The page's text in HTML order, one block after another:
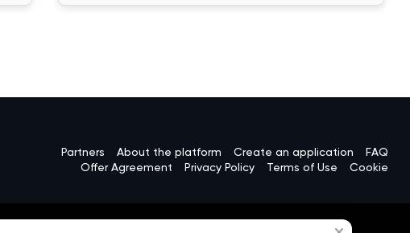
Partners About the platform Create an application
FAQ
Offer Agreement
Privacy Policy Terms of Use Сookie